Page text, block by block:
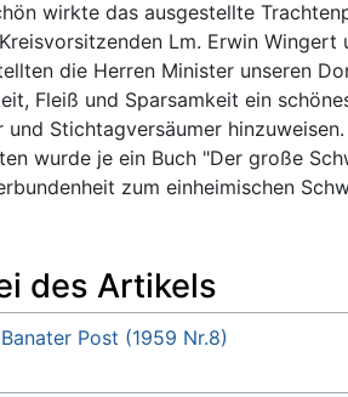
wirkte das ausgestellte
Lm. Erwin
die Herren Minister unseren
Fleiß und Sparsamkeit ein
und Stichtagversäumer hinzuweisen.
wurde je ein Buch "Der große
zum einheimischen
des Artikels
Banater Post (1959 Nr.8)